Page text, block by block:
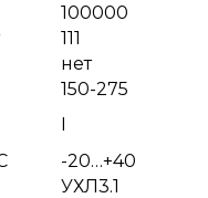
100000
111
нет
150-275
I
-20…+40
УХЛ3.1